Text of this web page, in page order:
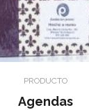
PRODUCTO
Agendas